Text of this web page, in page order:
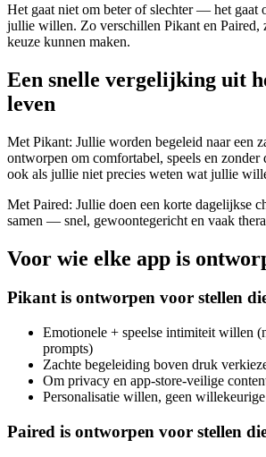
Het gaat niet om beter of slechter — het gaat
jullie willen. Zo verschillen Pikant en Paired,
keuze kunnen maken.
Een snelle vergelijking uit
leven
Met Pikant: Jullie worden begeleid naar een
ontworpen om comfortabel, speels en
ook als jullie niet precies weten wat jullie
Met Paired: Jullie doen een korte dagelijkse
samen — snel, gewoontegericht en vaak
Voor wie elke app is
Pikant is ontworpen voor stellen
Emotionele + speelse intimiteit willen
prompts)
Zachte begeleiding boven druk
Om privacy en app-store-veilige
Personalisatie willen, geen
Paired is ontworpen voor stellen